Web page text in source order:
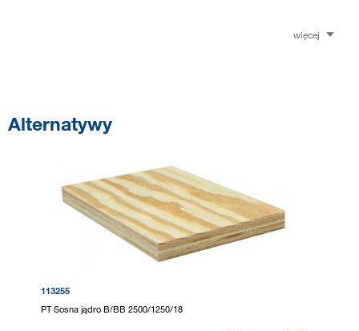
więcej
Alternatywy
113255
PT Sosna jądro B/BB 2500/1250/18